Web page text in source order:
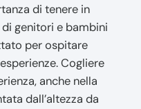
di tenere in
genitori e bambini
per ospitare
Cogliere
anche nella
dall’altezza da